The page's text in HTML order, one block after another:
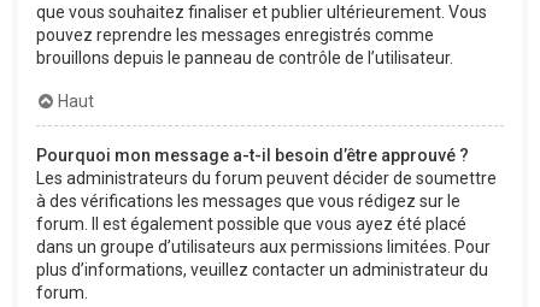
que vous souhaitez finaliser et publier ultérieurement. Vous
pouvez reprendre les messages enregistrés comme
brouillons depuis le panneau de contrôle de l’utilisateur.
Haut
Pourquoi mon message a-t-il besoin d’être approuvé ?
Les administrateurs du forum peuvent décider de soumettre
à des vérifications les messages que vous rédigez sur le
forum. Il est également possible que vous ayez été placé
dans un groupe d’utilisateurs aux permissions limitées. Pour
plus d’informations, veuillez contacter un administrateur du
forum.